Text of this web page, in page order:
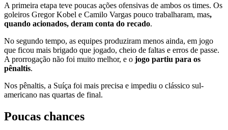
A primeira etapa teve poucas ações ofensivas de ambos os times. Os
goleiros Gregor Kobel e Camilo Vargas pouco trabalharam, mas,
quando acionados, deram conta do recado.
No segundo tempo, as equipes produziram menos ainda, em jogo
que ficou mais brigado que jogado, cheio de faltas e erros de passe.
A prorrogação não foi muito melhor, e o jogo partiu para os
pênaltis.
Nos pênaltis, a Suíça foi mais precisa e impediu o clássico sul-
americano nas quartas de final.
Poucas chances